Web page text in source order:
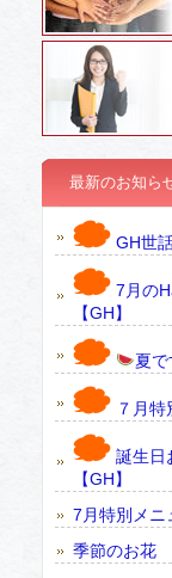
最新のお知ら
GH世
7月の
【GH】
夏で
７月
誕生日
【GH】
7月特別メニ
季節のお花